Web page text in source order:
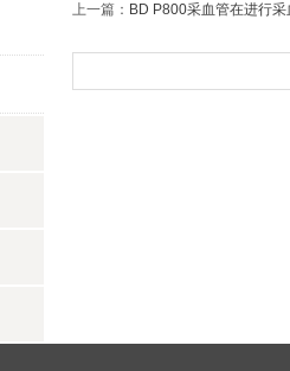
上一篇： BD P800采血管在进行